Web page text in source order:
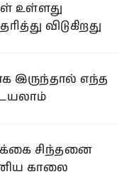
உள்ளது
விடுகிறது
இருந்தால் எந்த
சிந்தனை
காலை